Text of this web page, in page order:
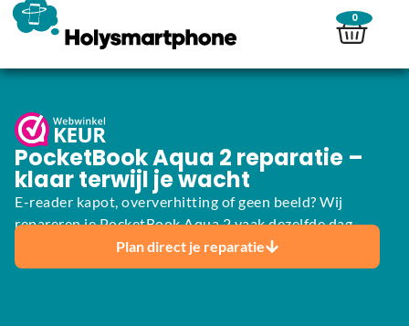
0
PocketBook Aqua 2 reparatie –
klaar terwijl je wacht
E-reader kapot, oververhitting of geen beeld? Wij
repareren je PocketBook Aqua 2 vaak dezelfde dag.
Plan direct je reparatie